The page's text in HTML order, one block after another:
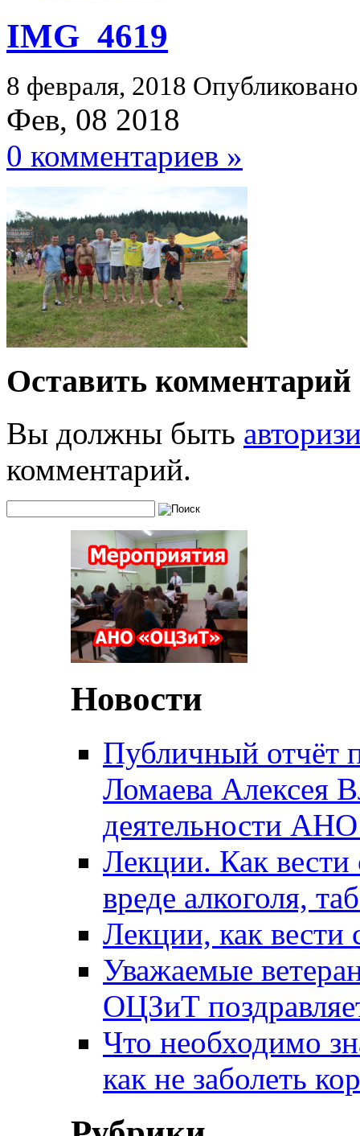
IMG_4619
8 февраля, 2018
Фев, 08 2018
0 комментариев »
Оставить комментарий
Вы должны быть
комментарий.
Новости
Публичный отчёт
Ломаева Алексея
деятельности
Лекции. Как вести
вреде алкоголя,
Лекции, как вести
Уважаемые
ОЦЗиТ
Что необходимо
как не заболеть